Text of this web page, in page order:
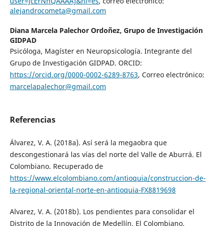
alejandrocometa@gmail.com
Diana Marcela Palechor Ordoñez, Grupo de Investigación
GIDPAD
Psicóloga, Magíster en Neuropsicología. Integrante del
Grupo de Investigación GIDPAD. ORCID:
https://orcid.org/0000-0002-6289-8763, Correo electrónico:
marcelapalechor@gmail.com
Referencias
Álvarez, V. A. (2018a). Así será la megaobra que
descongestionará las vías del norte del Valle de Aburrá. El
Colombiano. Recuperado de
https://www.elcolombiano.com/antioquia/construccion-de-
la-regional-oriental-norte-en-antioquia-FX8819698
Alvarez, V. A. (2018b). Los pendientes para consolidar el
Distrito de la Innovación de Medellín. El Colombiano.